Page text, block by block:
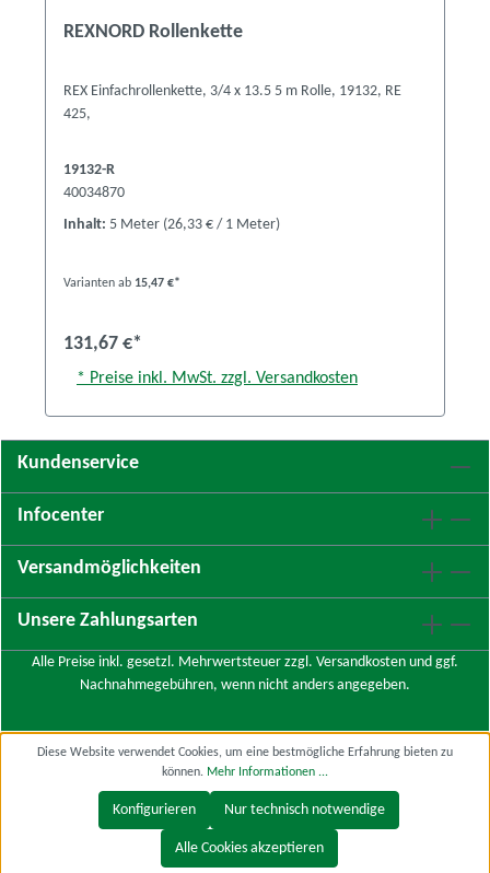
REXNORD Rollenkette
REX Einfachrollenkette, 3/4 x 13.5 5 m Rolle, 19132, RE
425,
19132-R
40034870
Inhalt: 5 Meter (26,33 € / 1 Meter)
Varianten ab 15,47 €*
131,67 €*
* Preise inkl. MwSt. zzgl. Versandkosten
Kundenservice
Infocenter
Versandmöglichkeiten
Unsere Zahlungsarten
Alle Preise inkl. gesetzl. Mehrwertsteuer zzgl. Versandkosten und ggf.
Nachnahmegebühren, wenn nicht anders angegeben.
Diese Website verwendet Cookies, um eine bestmögliche Erfahrung bieten zu
können. Mehr Informationen ...
Nur technisch notwendige
Konfigurieren
Alle Cookies akzeptieren